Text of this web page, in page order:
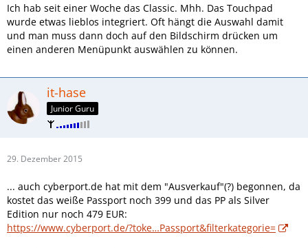
Ich hab seit einer Woche das Classic. Mhh. Das Touchpad
wurde etwas lieblos integriert. Oft hängt die Auswahl damit
und man muss dann doch auf den Bildschirm drücken um
einen anderen Menüpunkt auswählen zu können.
it-hase
Junior Guru
29. Dezember 2015
... auch cyberport.de hat mit dem "Ausverkauf"(?) begonnen, da
kostet das weiße Passport noch 399 und das PP als Silver
Edition nur noch 479 EUR:
https://www.cyberport.de/?toke…Passport&filterkategorie=